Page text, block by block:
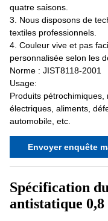
quatre saisons.
3. Nous disposons de
textiles professionnels.
4. Couleur vive et pas
personnalisée selon les
Norme : JIST8118-2001
Usage:
Produits
électriques, aliments,
automobile, etc.
Envoyer enquête
Spécification
antistatique 0,8